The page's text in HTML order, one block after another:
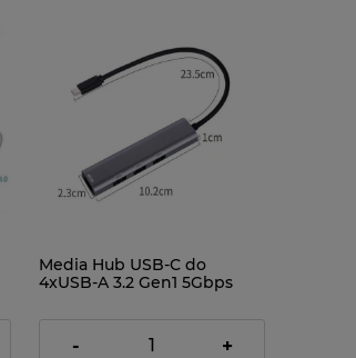
Media Hub USB-C do
4xUSB-A 3.2 Gen1 5Gbps
34,00 zł
- +